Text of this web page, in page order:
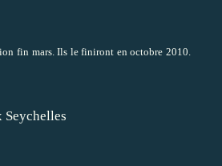
fin mars. Ils le finiront en octobre 2010.
Seychelles